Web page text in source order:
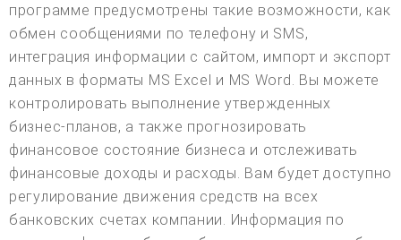
программе предусмотрены такие возможности, как
обмен сообщениями по телефону и SMS,
интеграция информации с сайтом, импорт и экспорт
данных в форматы MS Excel и MS Word. Вы можете
контролировать выполнение утвержденных
бизнес-планов, а также прогнозировать
финансовое состояние бизнеса и отслеживать
финансовые доходы и расходы. Вам будет доступно
регулирование движения средств на всех
банковских счетах компании. Информация по